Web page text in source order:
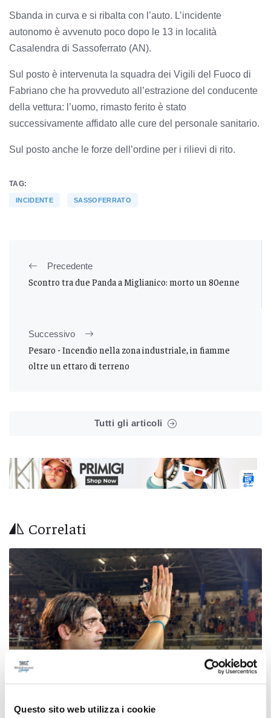
Questo sito web utilizza i cookie
Sbanda in curva e si ribalta con l’auto. L’incidente
autonomo è avvenuto poco dopo le 13 in località
Casalendra di Sassoferrato (AN).
Sul posto è intervenuta la squadra dei Vigili del Fuoco di
Fabriano che ha provveduto all’estrazione del conducente
della vettura: l’uomo, rimasto ferito è stato
successivamente affidato alle cure del personale sanitario.
Sul posto anche le forze dell’ordine per i rilievi di rito.
TAG:
INCIDENTE SASSOFERRATO
Precedente
Scontro tra due Panda a Miglianico: morto un 80enne
Successivo
Pesaro - Incendio nella zona industriale, in fiamme
oltre un ettaro di terreno
Tutti gli articoli
Correlati